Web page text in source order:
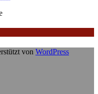
von WordPress